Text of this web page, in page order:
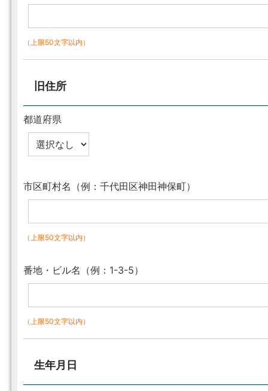
（上限50文字以内）
旧住所
都道府県
市区町村名（例：千代田区神田神保町）
（上限50文字以内）
番地・ビル名（例：1-3-5）
（上限50文字以内）
生年月日